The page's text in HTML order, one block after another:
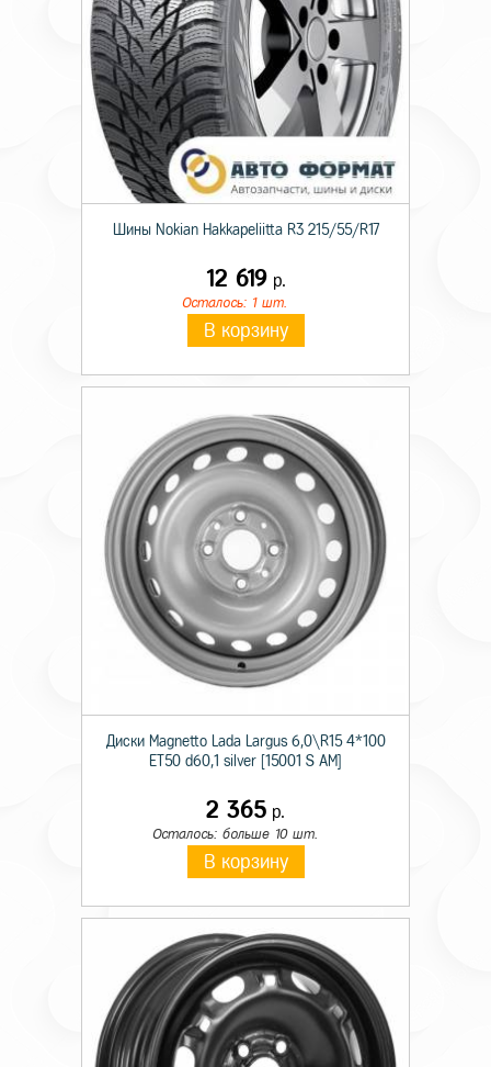
Шины Nokian Hakkapeliitta R3 215/55/R17
12 619р.
Осталось: 1 шт.
В корзину
Диски Magnetto Lada Largus 6,0\R15 4*100
ET50 d60,1 silver [15001 S AM]
2 365 р.
Осталось: больше 10 шт.
В корзину